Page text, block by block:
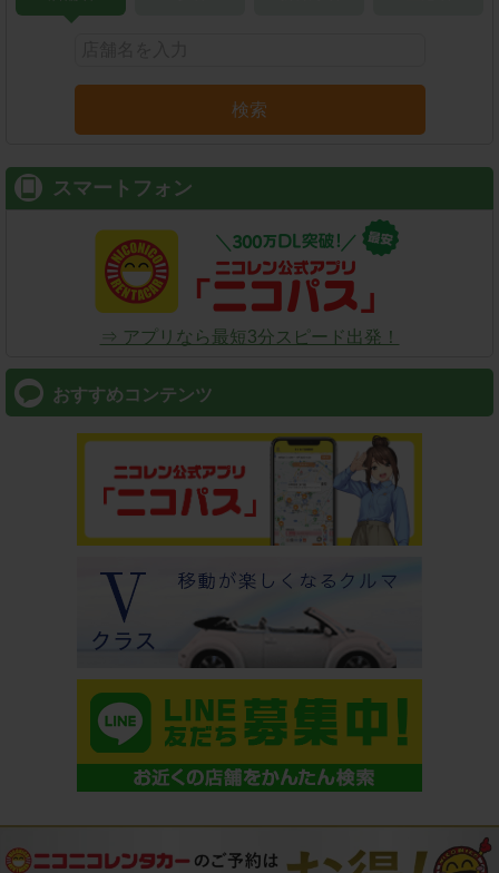
検索
スマートフォン
⇒ アプリなら最短3分スピード出発！
おすすめコンテンツ